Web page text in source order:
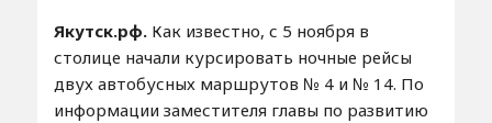
Якутск.рф. Как известно, с 5 ноября в
столице начали курсировать ночные рейсы
двух автобусных маршрутов № 4 и № 14. По
информации заместителя главы по развитию